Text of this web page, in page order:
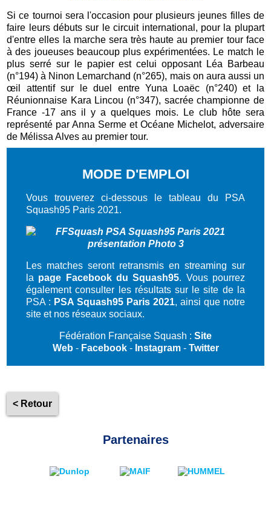
Si ce tournoi sera l'occasion pour plusieurs jeunes filles de
faire leurs débuts sur le circuit international, pour la plupart
d'entre elles la marche sera très haute au premier tour face
à des joueuses beaucoup plus expérimentées. Le match le
plus serré sur le papier est celui opposant Léa Barbeau
(n°194) à Ninon Lemarchand (n°265), mais on aura aussi un
œil attentif sur le duel entre Yuna Loaëc (n°240) et la
Réunionnaise Kara Lincou (n°347), sacrée championne de
France -17 ans il y a quelques mois. Le club hôte sera
représenté par Anna Serme et Océane Michelot, adversaire
de Mélissa Alves au premier tour.
MODE D'EMPLOI
Vous trouverez ci-dessous le tableau du PSA
Squash95 Paris 2021.
Les matches seront retransmis en streaming sur
la page Facebook du Squash95. Vous pourrez
également consulter les résultats sur le site de la
PSA : PSA Squash95 Paris 2021, ainsi que notre
site et nos réseaux sociaux.
Fédération Française Squash : Site
Web- Facebook - Instagram-Twitter
< Retour
Partenaires